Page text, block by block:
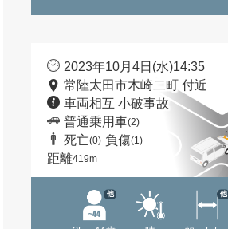
2023年10月4日(水)14:35
常陸太田市木崎二町 付近
車両相互 小破事故
普通乗用車(2)
死亡(0) 負傷(1)
距離419m
他 他